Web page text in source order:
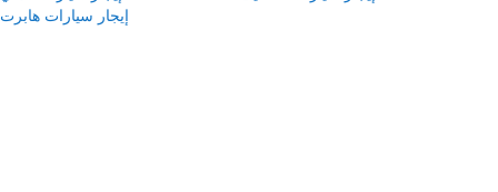
إيجار سيارات هابرت